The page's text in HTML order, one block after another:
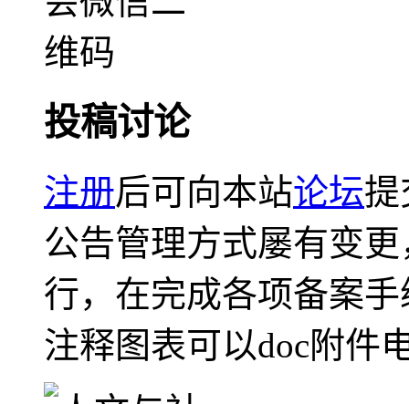
投稿讨论
注册后可向本站论坛提
公告管理方式屡有变
行，在完成各项备案
注释图表可以doc附件